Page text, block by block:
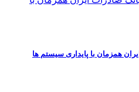
همزمان با پایداری سیستم ها